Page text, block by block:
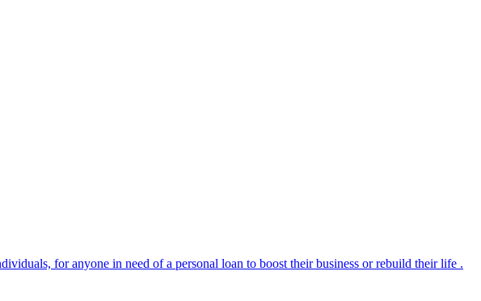
for anyone in need of a personal loan to boost their business or rebuild their life .